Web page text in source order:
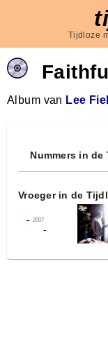
Tijdloze
Album van Lee
Nummers in de
Vroeger in de
← 2007
-